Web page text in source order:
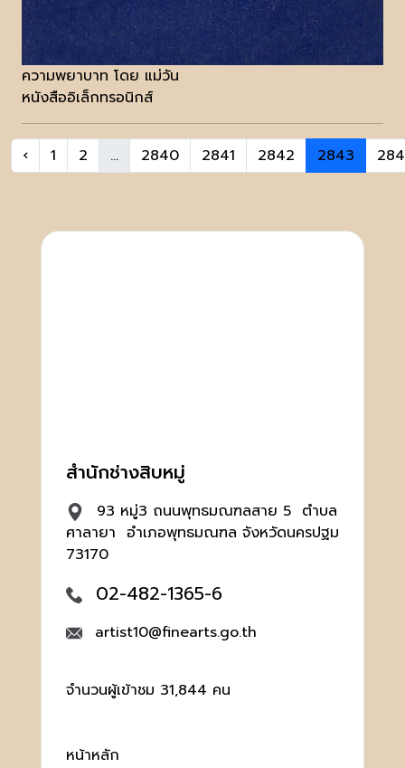
ความพยาบาท โดย แม่วัน
หนังสืออิเล็กทรอนิกส์
‹ 1 2 ... 2840 2841 2842 2843
สำนักช่างสิบหมู่
93 หมู่3 ถนนพุทธมณฑลสาย 5 ตำบล
ศาลายา อำเภอพุทธมณฑล จังหวัดนครปฐม
73170
02-482-1365-6
artist10@finearts.go.th
จำนวนผู้เข้าชม 31,844 คน
หน้าหลัก